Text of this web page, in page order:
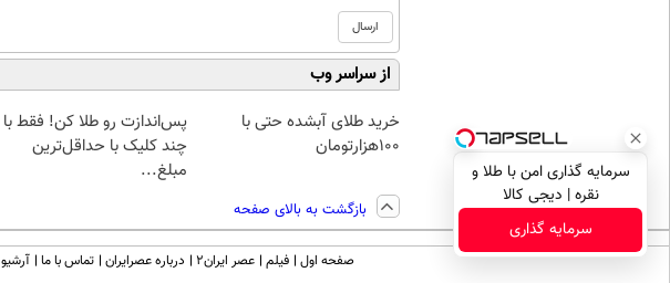
از سراسر وب
خرید طلای آبشده حتی با
۱۰۰هزارتومان
پس‌اندازت رو طلا کن! فقط با
چند کلیک با حداقل‌ترین
مبلغ...
بازگشت به بالای صفحه
سرمایه گذاری امن با طلا و
نقره | دیجی کالا
سرمایه گذاری
صفحه اول فیلم عصر ایران۲ درباره عصرایران تماس با ما آرشیو